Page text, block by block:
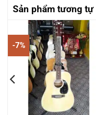
Sản phẩm tương tự
-7%